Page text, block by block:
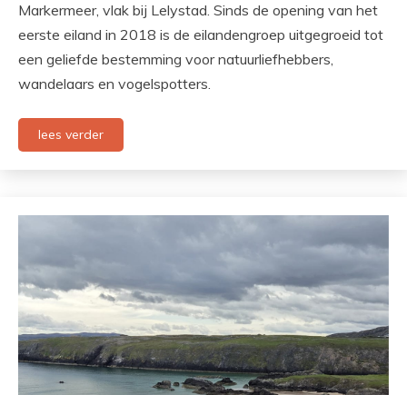
Markermeer, vlak bij Lelystad. Sinds de opening van het
eerste eiland in 2018 is de eilandengroep uitgegroeid tot
een geliefde bestemming voor natuurliefhebbers,
wandelaars en vogelspotters.
lees verder